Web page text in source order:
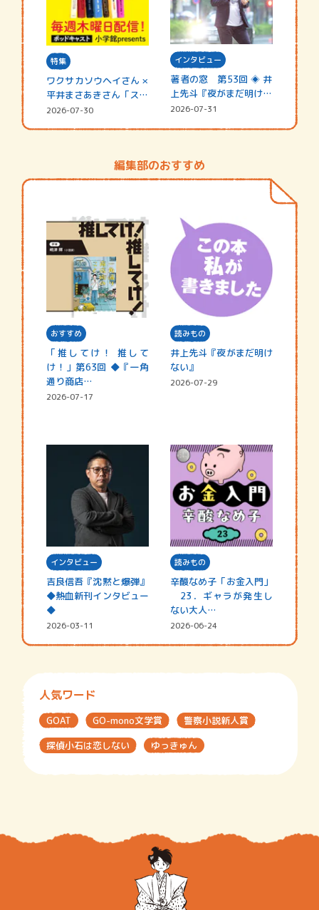
特集
ワクサカソウヘイさん ×
平井まさあきさん「スペ
シャ…
2026-07-30
インタビュー
著者の窓 第53回 ◈ 井
上先斗『夜がまだ明けな
い』
2026-07-31
編集部のおすすめ
おすすめ
「推してけ！ 推して
け！」第63回 ◆『一角
通り商店…
2026-07-17
読みもの
井上先斗『夜がまだ明け
ない』
2026-07-29
インタビュー
吉良信吾『沈黙と爆弾』
◆熱血新刊インタビュー
◆
2026-03-11
読みもの
辛酸なめ子「お金入門」
23．ギャラが発生し
ない大人…
2026-06-24
人気ワード
GOAT GO-mono文学賞
警察小説新人賞
探偵小石は恋しない
ゆっきゅん